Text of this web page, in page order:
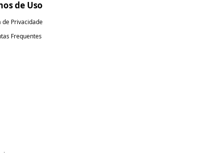
de Uso
de Privacidade
Frequentes